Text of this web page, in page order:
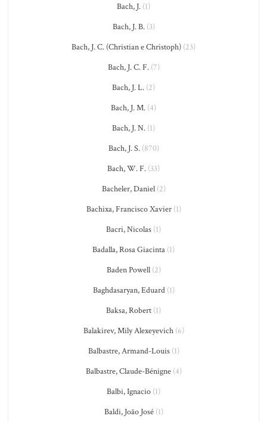
Bach, J. (1)
Bach, J. B.(3)
Bach, J. C. (Christian e Christoph) (23)
Bach, J. C. F.(7)
Bach, J. L. (2)
Bach, J. M. (4)
Bach, J. N. (1)
Bach, J. S.(870)
Bach, W. F. (33)
Bacheler, Daniel(2)
Bachixa, Francisco Xavier(1)
Bacri, Nicolas (1)
Badalla, Rosa Giacinta (1)
Baden Powell(2)
Baghdasaryan, Eduard(1)
Baksa, Robert (1)
Balakirev, Mily Alexeyevich(6)
Balbastre, Armand-Louis(1)
Balbastre, Claude-Bénigne(4)
Balbi, Ignacio (1)
Baldi, João José(1)